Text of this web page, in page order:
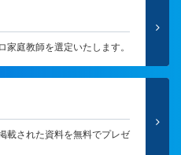
庭教師を選定いたします。
載された資料を無料でプレゼ